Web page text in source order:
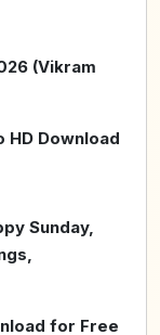
(Vikram
HD Download
Sunday,
for Free